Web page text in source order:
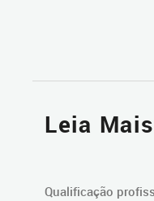
Leia Mais
Qualificação